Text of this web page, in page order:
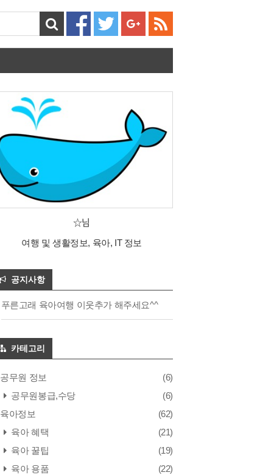
☆님
여행 및 생활정보, 육아, IT 정보
공지사항
푸른고래 육아여행 이웃추가 해주세요^^
카테고리
공무원 정보
(6)
공무원봉급,수당
(6)
육아정보
(62)
육아 혜택
(21)
육아 꿀팁
(19)
육아 용품
(22)